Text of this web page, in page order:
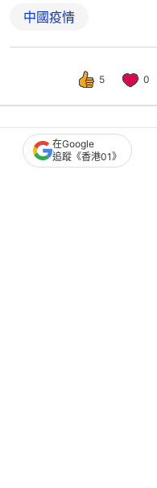
中國疫情
5 0
熱話 開罐
在Google
追蹤《香港01》